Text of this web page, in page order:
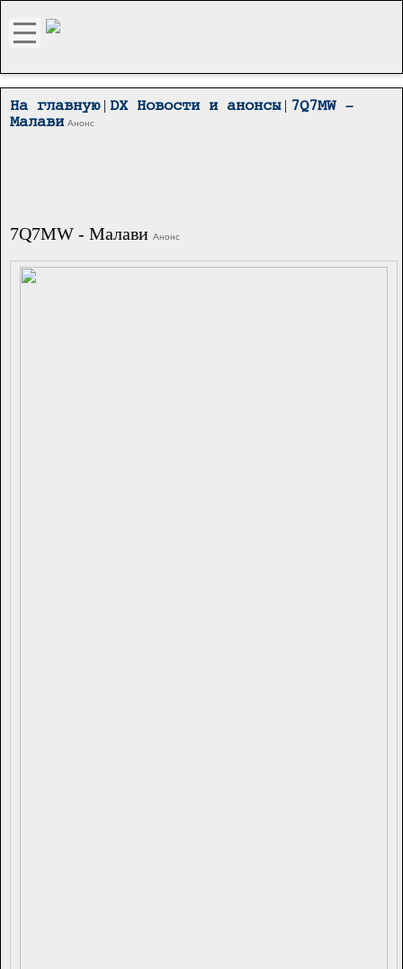
На главную| DX Новости и анонсы| 7Q7MW -
Малави Анонс
7Q7MW - Малави Анонс